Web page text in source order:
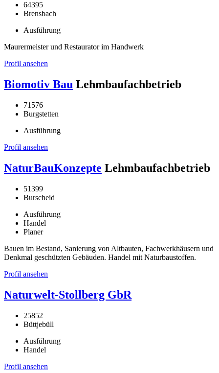
64395
Brensbach
Ausführung
Maurermeister und Restaurator im Handwerk
Profil ansehen
Biomotiv Bau Lehmbaufachbetrieb
71576
Burgstetten
Ausführung
Profil ansehen
NaturBauKonzepte Lehmbaufachbetrieb
51399
Burscheid
Ausführung
Handel
Planer
Bauen im Bestand, Sanierung von Altbauten, Fachwerkhäusern und
Denkmal geschützten Gebäuden. Handel mit Naturbaustoffen.
Profil ansehen
Naturwelt-Stollberg GbR
25852
Büttjebüll
Ausführung
Handel
Profil ansehen